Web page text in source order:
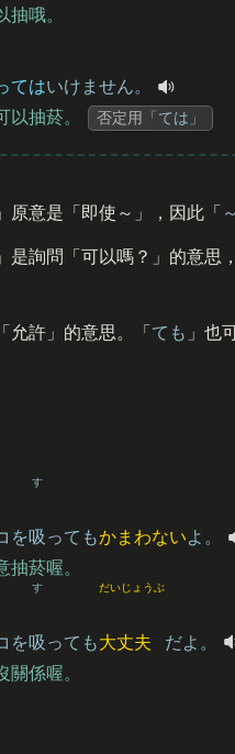
抽哦。
てはいけません。
以抽菸。
否定用「 ては 」
」原意是「即使～」，因此「
」是詢問「可以嗎？」的意思
允許」的意思。「 ても 」也
を吸
す
ってもかまわないよ。
抽菸喔。
を吸
す
っても大丈夫
だいじょうぶ
だよ。
關係喔。